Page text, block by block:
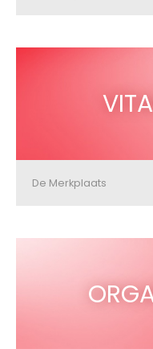
De Merkplaats